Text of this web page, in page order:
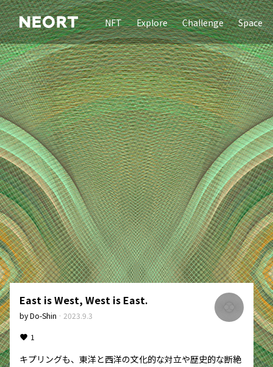
NFT Explore Challenge Space
East is West, West is East.
byDo-Shin · 2023.9.3
1
キプリングも、東洋と西洋の文化的な対立や歴史的な断絶